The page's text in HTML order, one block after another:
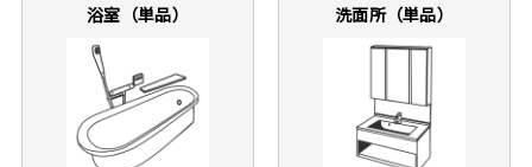
浴室（単品） 洗面所（単品）